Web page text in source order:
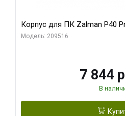
Корпус для ПК Zalman P40
Модель: 209516
7 844
В